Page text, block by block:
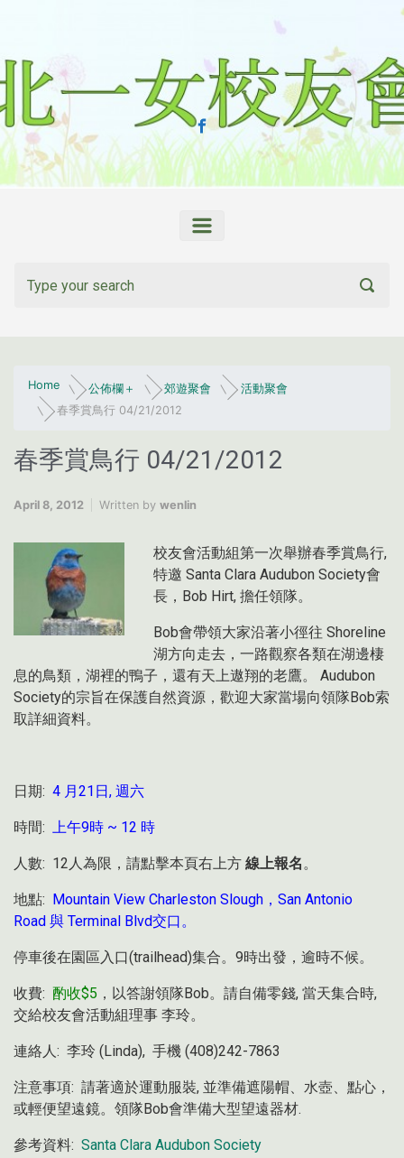
Home 公佈欄＋ 郊遊聚會
活動聚會
春季賞鳥行 04/21/2012
春季賞鳥行 04/21/2012
April 8, 2012 Written by wenlin
校友會活動組第一次舉辦春季賞鳥行,
特邀 Santa Clara Audubon Society會
長，Bob Hirt, 擔任領隊。
Bob會帶領大家沿著小徑往 Shoreline
湖方向走去，一路觀察各類在湖邊棲
息的鳥類，湖裡的鴨子，還有天上遨翔的老鷹。 Audubon
Society的宗旨在保護自然資源，歡迎大家當場向領隊Bob索
取詳細資料。
日期: 4 月21日, 週六
時間: 上午9時 ~ 12 時
人數: 12人為限，請點擊本頁右上方 線上報名。
地點:
Mountain View Charleston Slough，San Antonio
Road 與 Terminal Blvd交口。
停車後在園區入口(trailhead)集合。9時出發，逾時不候。
收費: 酌收$5 ，以答謝領隊Bob。請自備零錢, 當天集合時,
交給校友會活動組理事 李玲。
連絡人: 李玲 (Linda), 手機 (408)242-7863
注意事項: 請著適於運動服裝, 並準備遮陽帽、水壺、點心，
或輕便望遠鏡。領隊Bob會準備大型望遠器材.
參考資料: Santa Clara Audubon Society